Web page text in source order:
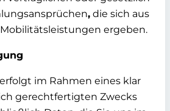
, die sich aus
ergeben.
im Rahmen eines klar
gerechtfertigten Zwecks